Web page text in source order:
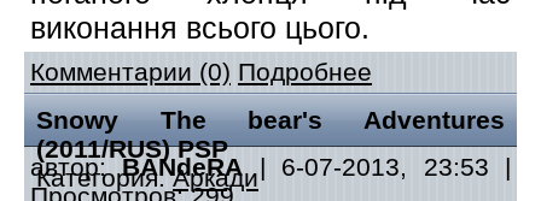
виконання всього цього.
Комментарии (0) Подробнее
Snowy The bear's Adventures
(2011/RUS) PSP
Категория:Аркади
автор:BANdeRA| 6-07-2013, 23:53 |